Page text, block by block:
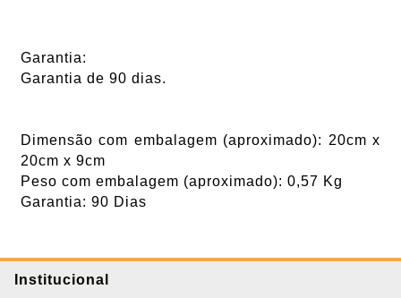
Garantia:
Garantia de 90 dias.
Dimensão com embalagem (aproximado): 20cm x
20cm x 9cm
Peso com embalagem (aproximado): 0,57 Kg
Garantia: 90 Dias
Institucional